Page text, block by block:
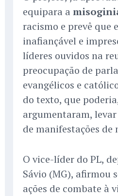
equipara a
racismo e prevê que
inafiançável e
líderes ouvidos na
preocupação de
evangélicos e
do texto, que
argumentaram,
de manifestações
O vice-líder do PL,
Sávio (MG), afirmou
ações de combate à